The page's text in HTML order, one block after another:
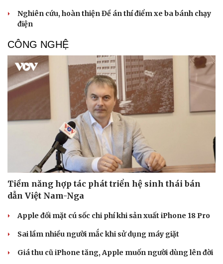
Nghiên cứu, hoàn thiện Đề án thí điểm xe ba bánh chạy
điện
CÔNG NGHỆ
Tiềm năng hợp tác phát triển hệ sinh thái bán
dẫn Việt Nam-Nga
Apple đối mặt cú sốc chi phí khi sản xuất iPhone 18 Pro
Sai lầm nhiều người mắc khi sử dụng máy giặt
Giá thu cũ iPhone tăng, Apple muốn người dùng lên đời